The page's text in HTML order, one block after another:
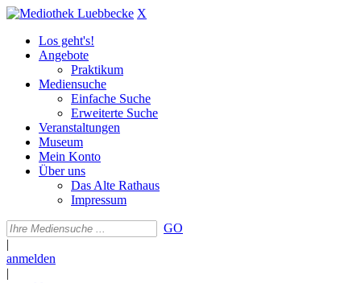
X
Los geht's!
Angebote
Praktikum
Mediensuche
Einfache Suche
Erweiterte Suche
Veranstaltungen
Museum
Mein Konto
Über uns
Das Alte Rathaus
Impressum
GO
|
anmelden
|